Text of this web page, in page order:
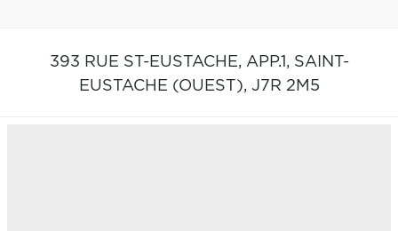
393 RUE ST-EUSTACHE, APP.1, SAINT-
EUSTACHE (OUEST), J7R 2M5